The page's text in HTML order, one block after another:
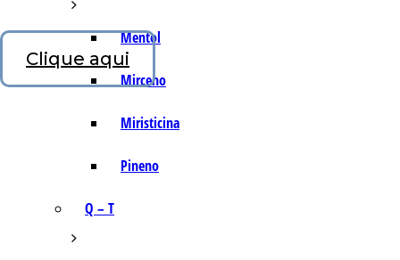
Mentol
Mirceno
Miristicina
Pineno
Q – T
Clique aqui